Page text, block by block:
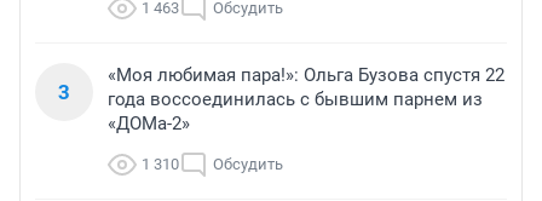
1 463 Обсудить
3
«Моя любимая пара!»: Ольга Бузова спустя 22
года воссоединилась с бывшим парнем из
«ДОМа-2»
1 310 Обсудить